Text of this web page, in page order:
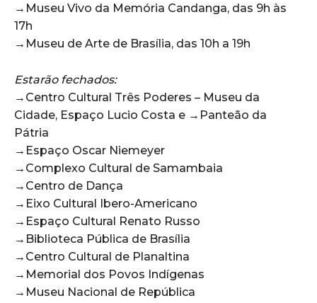
→Museu Vivo da Memória Candanga, das 9h às
17h
→Museu de Arte de Brasília, das 10h a 19h
‌Estarão fechados:
→Centro Cultural Três Poderes – Museu da
Cidade, Espaço Lucio Costa e →Panteão da
Pátria
→Espaço Oscar Niemeyer
→Complexo Cultural de Samambaia
→Centro de Dança
→Eixo Cultural Ibero-Americano
→Espaço Cultural Renato Russo
→Biblioteca Pública de Brasília
→Centro Cultural de Planaltina
→Memorial dos Povos Indígenas
→Museu Nacional de República